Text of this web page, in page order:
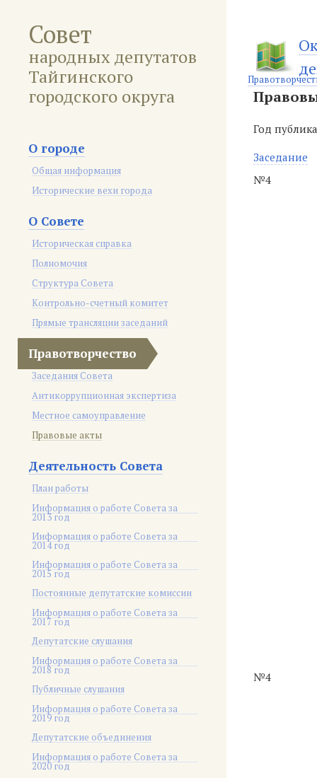
Совет
народных депутатов
Тайгинского
городского округа
О городе
Общая информация
Исторические вехи города
О Совете
Историческая справка
Полномочия
Структура Совета
Контрольно-счетный комитет
Прямые трансляции заседаний
Правотворчество
Заседания Совета
Антикоррупционная экспертиза
Местное самоуправление
Правовые акты
Деятельность Совета
План работы
Информация о работе Совета за
2013 год
Информация о работе Совета за
2014 год
Информация о работе Совета за
2015 год
Постоянные депутатские комиссии
Информация о работе Совета за
2017 год
Депутатские слушания
Информация о работе Совета за
2018 год
Публичные слушания
Информация о работе Совета за
2019 год
Депутатские объединения
Информация о работе Совета за
2020 год
Год
Заседание
№4
№4